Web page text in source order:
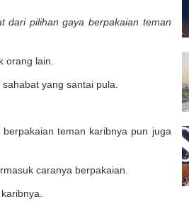
dari pilihan gaya berpakaian teman
orang lain.
yang santai pula.
teman karibnya pun juga
caranya berpakaian.